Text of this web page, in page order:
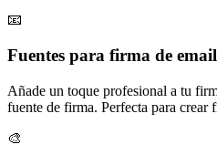
📧
Fuentes para firma de email
Añade un toque profesional a tu
fuente de firma. Perfecta para crear
🎨